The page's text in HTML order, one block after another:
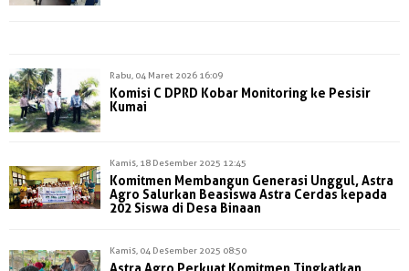
Rabu, 04 Maret 2026 16:09
Komisi C DPRD Kobar Monitoring ke Pesisir
Kumai
Kamis, 18 Desember 2025 12:45
Komitmen Membangun Generasi Unggul, Astra
Agro Salurkan Beasiswa Astra Cerdas kepada
202 Siswa di Desa Binaan
Kamis, 04 Desember 2025 08:50
Astra Agro Perkuat Komitmen Tingkatkan